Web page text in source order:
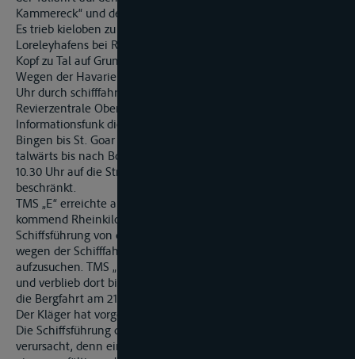
Kammereck“ und der Signalstelle D „gegenüber der Loreley“.
Es trieb kieloben zu Tal und kam kurz unterhalb des
Loreleyhafens bei Rheinkilometer 555,4 auf der Backbordseite
Kopf zu Tal auf Grund zu liegen.
Wegen der Havarie des TMS „W“ wurde am 13.1.2011 um 4.55
Uhr durch schifffahrtspolizeiliche Anordnung der
Revierzentrale Oberwesel über den Nautischen
Informationsfunk die Schifffahrt auf dem Rheinabschnitt von
Bingen bis St. Goar gesperrt. Die Sperrung wurde um 6.40 Uhr
talwärts bis nach Boppard ausgedehnt und schließlich um
10.30 Uhr auf die Strecke von Bingen bis Bad Salzig
beschränkt.
TMS „E“ erreichte am 13.1.2011 gegen 10.00 Uhr von Bonn
kommend Rheinkilometer 586 (Höhe L). Dort wurde die
Schiffsführung von der Wasserschutzpolizei aufgefordert,
wegen der Schifffahrtssperre unverzüglich einen Liegeplatz
aufzusuchen. TMS „E“ wurde daraufhin im Hafen L stillgelegt
und verblieb dort bis zur Aufhebung der Schifffahrtssperre für
die Bergfahrt am 21.1.2011 gegen 6.00 Uhr.
Der Kläger hat vorgetragen:
Die Schiffsführung des TMS „W“ habe die Havarie schuldhaft
verursacht, denn ein ordnungsgemäß beladenes und von